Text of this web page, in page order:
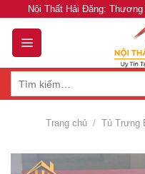
content
Nội Thất Hải Đăng:
Trang chủ / Tủ Trưng